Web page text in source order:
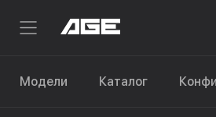
Модели Каталог